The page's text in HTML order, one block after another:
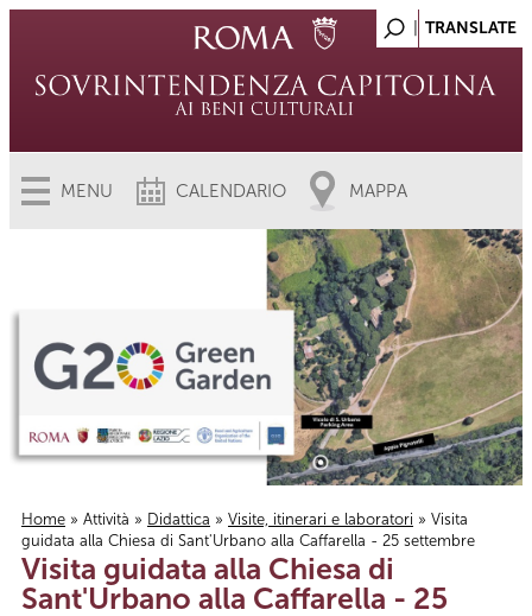
MENU CALENDARIO MAPPA
Tu sei qui
Home » Attività » Didattica » Visite, itinerari e laboratori » Visita
guidata alla Chiesa di Sant'Urbano alla Caffarella - 25 settembre
Visita guidata alla Chiesa di
Sant'Urbano alla Caffarella - 25